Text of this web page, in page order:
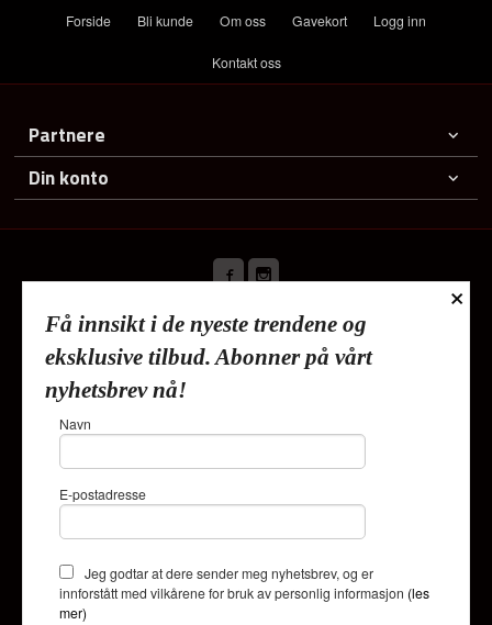
Forside Bli kunde Om oss Gavekort Logg inn
Kontakt oss
Partnere
Din konto
Frakt Kjøpsbetingelser
Sikkerhet og personvern
Nyhetsbrev
Lykkehjem As Deliveien 19 1540 Vestby Tlf.
Foretaksregisteret 820624882
du får en bedre kjøpsopplevelse og
bruker cookies hovedsaklig til å
lagre innloggingsdetaljer og huske
hva du har puttet i handlekurven
din. Fortsett å bruke siden som
×
Få innsikt i de nyeste trendene og
eksklusive tilbud. Abonner på vårt
nyhetsbrev nå!
Navn
E-postadresse
Jeg godtar at dere sender meg nyhetsbrev, og er
innforstått med vilkårene for bruk av personlig informasjon (les
mer)